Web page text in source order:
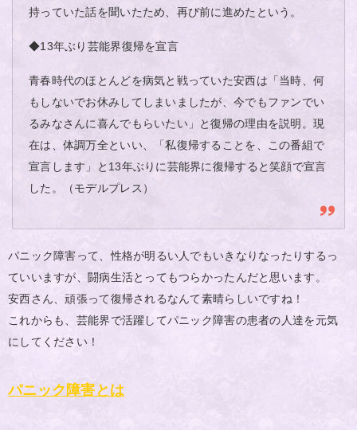
持っていた話を聞いたため、再び前に進めたという。
◆13年ぶり芸能界復帰を宣言
青春時代のほとんどを病気と戦っていた安西は「当時、何
もしないでお休みしてしまいましたが、今でもファンでい
るみなさんに喜んでもらいたい」と復帰の理由を説明。現
在は、体調万全といい、「私復帰することを、この番組で
宣言します」と13年ぶりに芸能界に復帰すると笑顔で宣言
した。（モデルプレス）
パニック障害って、性格が明るい人でもいきなりなったりするっ
ていいますが、闘病生活とってもつらかったんだと思います。
安西さん、頑張って復帰されるなんて素晴らしいですね！
これからも、芸能界で活躍してパニック障害の患者の人達を元気
にしてください！
パニック障害とは